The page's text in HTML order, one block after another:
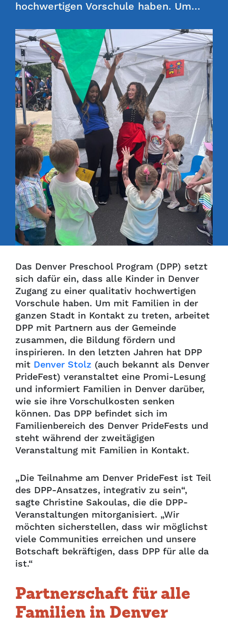
hochwertigen Vorschule haben. Um…
Das Denver Preschool Program (DPP) setzt
sich dafür ein, dass alle Kinder in Denver
Zugang zu einer qualitativ hochwertigen
Vorschule haben. Um mit Familien in der
ganzen Stadt in Kontakt zu treten, arbeitet
DPP mit Partnern aus der Gemeinde
zusammen, die Bildung fördern und
inspirieren. In den letzten Jahren hat DPP
mit Denver Stolz (auch bekannt als Denver
PrideFest) veranstaltet eine Promi-Lesung
und informiert Familien in Denver darüber,
wie sie ihre Vorschulkosten senken
können. Das DPP befindet sich im
Familienbereich des Denver PrideFests und
steht während der zweitägigen
Veranstaltung mit Familien in Kontakt.
„Die Teilnahme am Denver PrideFest ist Teil
des DPP-Ansatzes, integrativ zu sein“,
sagte Christine Sakoulas, die die DPP-
Veranstaltungen mitorganisiert. „Wir
möchten sicherstellen, dass wir möglichst
viele Communities erreichen und unsere
Botschaft bekräftigen, dass DPP für alle da
ist.“
Partnerschaft für alle
Familien in Denver